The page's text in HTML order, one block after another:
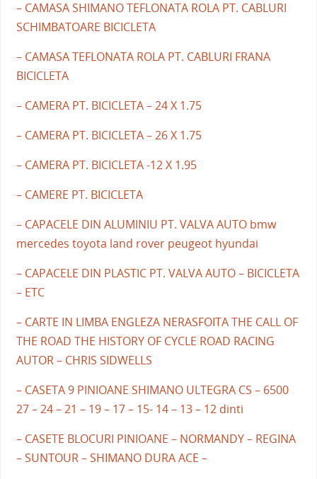
– CAMASA SHIMANO TEFLONATA ROLA PT. CABLURI
SCHIMBATOARE BICICLETA
– CAMASA TEFLONATA ROLA PT. CABLURI FRANA
BICICLETA
– CAMERA PT. BICICLETA – 24 X 1.75
– CAMERA PT. BICICLETA – 26 X 1.75
– CAMERA PT. BICICLETA -12 X 1.95
– CAMERE PT. BICICLETA
– CAPACELE DIN ALUMINIU PT. VALVA AUTO bmw
mercedes toyota land rover peugeot hyundai
– CAPACELE DIN PLASTIC PT. VALVA AUTO – BICICLETA
– ETC
– CARTE IN LIMBA ENGLEZA NERASFOITA THE CALL OF
THE ROAD THE HISTORY OF CYCLE ROAD RACING
AUTOR – CHRIS SIDWELLS
– CASETA 9 PINIOANE SHIMANO ULTEGRA CS – 6500
27 – 24 – 21 – 19 – 17 – 15- 14 – 13 – 12 dinti
– CASETE BLOCURI PINIOANE – NORMANDY – REGINA
– SUNTOUR – SHIMANO DURA ACE –